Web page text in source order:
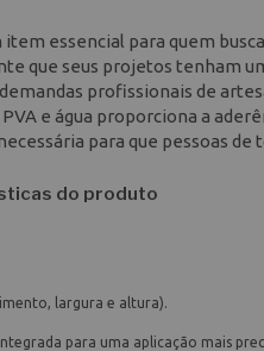
item essencial para quem
que seus projetos tenham
profissionais de
e água proporciona a
para que pessoas
do produto
largura e altura).
para uma aplicação mais